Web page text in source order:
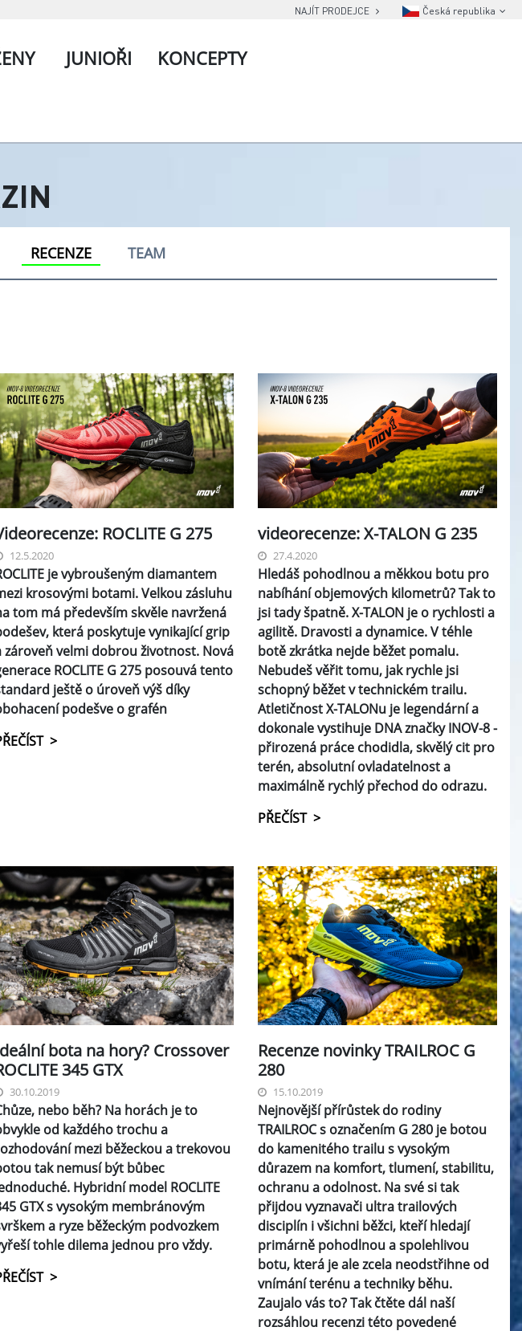
NAJÍT PRODEJCE Česká republika
JUNIOŘI KONCEPTY
RECENZE TEAM
ROCLITE G 275
12.5.2020
je vybroušeným diamantem
krosovými botami. Velkou zásluhu
tom má především skvěle navržená
která poskytuje vynikající grip
zároveň velmi dobrou životnost. Nová
ROCLITE G 275 posouvá tento
ještě o úroveň výš díky
podešve o grafén
>
videorecenze: X-TALON G 235
27.4.2020
Hledáš pohodlnou a měkkou botu pro
nabíhání objemových kilometrů? Tak to
jsi tady špatně. X-TALON je o rychlosti a
agilitě. Dravosti a dynamice. V téhle
botě zkrátka nejde běžet pomalu.
Nebudeš věřit tomu, jak rychle jsi
schopný běžet v technickém trailu.
Atletičnost X-TALONu je legendární a
dokonale vystihuje DNA značky INOV-8 -
přirozená práce chodidla, skvělý cit pro
terén, absolutní ovladatelnost a
maximálně rychlý přechod do odrazu.
PŘEČÍST >
bota na hory? Crossover
345 GTX
30.10.2019
nebo běh? Na horách je to
od každého trochu a
mezi běžeckou a trekovou
tak nemusí být bůbec
Hybridní model ROCLITE
GTX s vysokým membránovým
a ryze běžeckým podvozkem
tohle dilema jednou pro vždy.
>
Recenze novinky TRAILROC G
280
15.10.2019
Nejnovější přírůstek do rodiny
TRAILROC s označením G 280 je botou
do kamenitého trailu s vysokým
důrazem na komfort, tlumení, stabilitu,
ochranu a odolnost. Na své si tak
přijdou vyznavači ultra trailových
disciplín i všichni běžci, kteří hledají
primárně pohodlnou a spolehlivou
botu, která je ale zcela neodstřihne od
vnímání terénu a techniky běhu.
Zaujalo vás to? Tak čtěte dál naší
rozsáhlou recenzi této povedené